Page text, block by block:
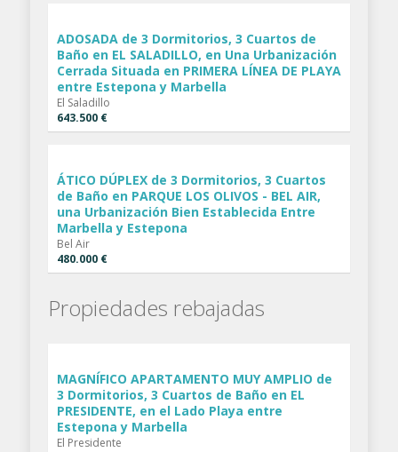
ADOSADA de 3 Dormitorios, 3 Cuartos de
Baño en EL SALADILLO, en Una Urbanización
Cerrada Situada en PRIMERA LÍNEA DE PLAYA
entre Estepona y Marbella
El Saladillo
643.500 €
ÁTICO DÚPLEX de 3 Dormitorios, 3 Cuartos
de Baño en PARQUE LOS OLIVOS - BEL AIR,
una Urbanización Bien Establecida Entre
Marbella y Estepona
Bel Air
480.000 €
Propiedades rebajadas
MAGNÍFICO APARTAMENTO MUY AMPLIO de
3 Dormitorios, 3 Cuartos de Baño en EL
PRESIDENTE, en el Lado Playa entre
Estepona y Marbella
El Presidente